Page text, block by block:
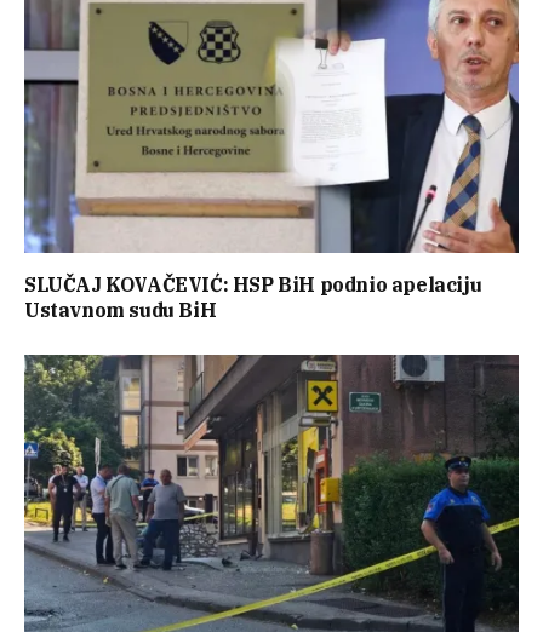
SLUČAJ KOVAČEVIĆ: HSP BiH podnio apelaciju
Ustavnom sudu BiH